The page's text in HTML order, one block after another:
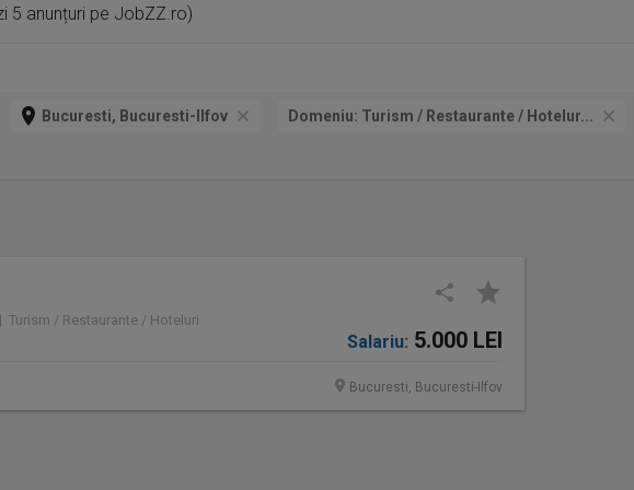
5 anunțuri pe JobZZ.ro)
Bucuresti, Bucuresti-Ilfov Domeniu: Turism / Restaurante / Hotelur...
/ Restaurante / Hoteluri
Salariu: 5.000 LEI
Bucuresti, Bucuresti-Ilfov